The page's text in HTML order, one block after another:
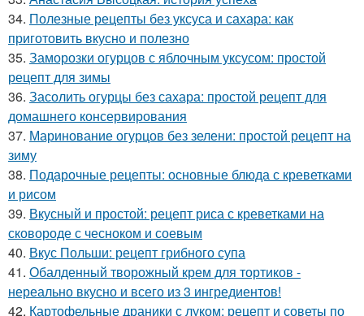
34. Полезные рецепты без уксуса и сахара: как
приготовить вкусно и полезно
35. Заморозки огурцов с яблочным уксусом: простой
рецепт для зимы
36. Засолить огурцы без сахара: простой рецепт для
домашнего консервирования
37. Маринование огурцов без зелени: простой рецепт на
зиму
38. Подарочные рецепты: основные блюда с креветками
и рисом
39. Вкусный и простой: рецепт риса с креветками на
сковороде с чесноком и соевым
40. Вкус Польши: рецепт грибного супа
41. Обалденный творожный крем для тортиков -
нереально вкусно и всего из 3 ингредиентов!
42. Картофельные драники с луком: рецепт и советы по